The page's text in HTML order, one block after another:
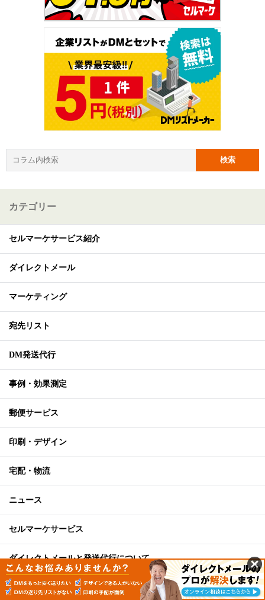
カテゴリー
セルマーケサービス紹介
ダイレクトメール
マーケティング
宛先リスト
DM発送代行
事例・効果測定
郵便サービス
印刷・デザイン
宅配・物流
ニュース
セルマーケサービス
ダイレクトメールと発送代行について